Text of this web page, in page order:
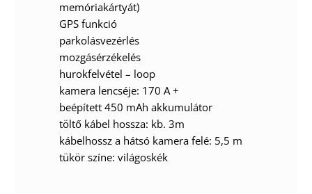
memóriakártyát)
GPS funkció
parkolásvezérlés
mozgásérzékelés
hurokfelvétel – loop
kamera lencséje: 170 A +
beépített 450 mAh akkumulátor
töltő kábel hossza: kb. 3m
kábelhossz a hátsó kamera felé: 5,5 m
tükör színe: világoskék